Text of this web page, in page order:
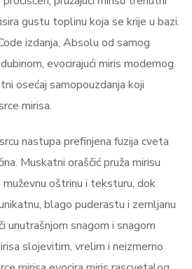
gustu toplinu koja se krije u bazi.
izdanja, Absolu od samog
evocirajući miris modernog
osećaj samopouzdanja koji
mirisa.
nastupa prefinjena fuzija cveta
Muskatni oraščić pruža mirisu
oštrinu i teksturu, dok
blago puderastu i zemljanu
unutrašnjom snagom i snagom
slojevitim, vrelim i neizmerno